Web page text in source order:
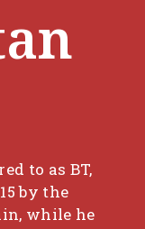
to as BT,
by the
while he